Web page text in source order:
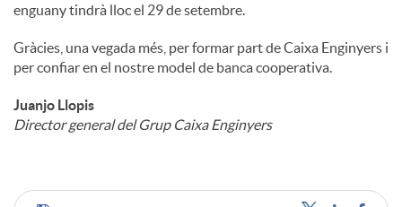
enguany tindrà lloc el 29 de setembre.
Gràcies, una vegada més, per formar part de Caixa Enginyers i
per confiar en el nostre model de banca cooperativa.
Juanjo Llopis
Director general del Grup Caixa Enginyers